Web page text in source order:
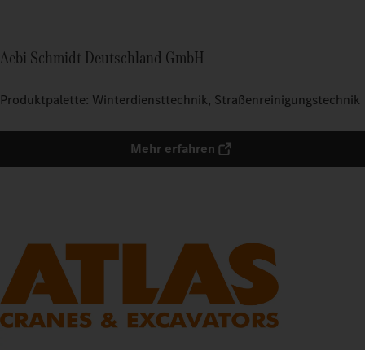
Aebi Schmidt Deutschland GmbH
Produktpalette: Winterdiensttechnik, Straßenreinigungstechnik
Mehr erfahren